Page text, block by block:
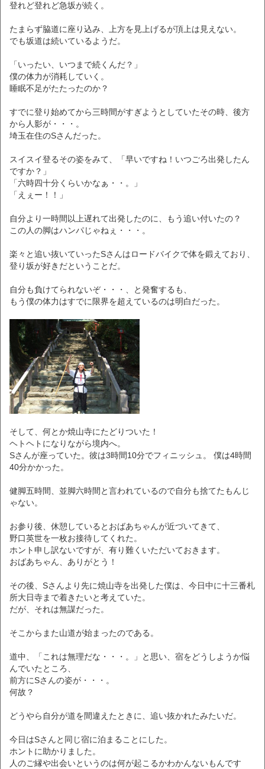
登れど登れど急坂が続く。
たまらず脇道に座り込み、上方を見上げるが頂上は見えない。
でも坂道は続いているようだ。
「いったい、いつまで続くんだ？」
僕の体力が消耗していく。
睡眠不足がたたったのか？
すでに登り始めてから三時間がすぎようとしていたその時、後方
から人影が・・・。
埼玉在住のSさんだった。
スイスイ登るその姿をみて、「早いですね！いつごろ出発したん
ですか？」
「六時四十分くらいかなぁ・・。」
「えぇー！！」
自分より一時間以上遅れて出発したのに、もう追い付いたの？
この人の脚はハンパじゃねぇ・・・。
楽々と追い抜いていったSさんはロードバイクで体を鍛えており、
登り坂が好きだということだ。
自分も負けてられないぞ・・・、と発奮するも、
もう僕の体力はすでに限界を超えているのは明白だった。
そして、何とか焼山寺にたどりついた！
ヘトヘトになりながら境内へ。
Sさんが座っていた。彼は3時間10分でフィニッシュ。 僕は4時間
40分かかった。
健脚五時間、並脚六時間と言われているので自分も捨てたもんじ
ゃない。
お参り後、休憩しているとおばあちゃんが近づいてきて、
野口英世を一枚お接待してくれた。
ホント申し訳ないですが、有り難くいただいておきます。
おばあちゃん、ありがとう！
その後、Sさんより先に焼山寺を出発した僕は、今日中に十三番札
所大日寺まで着きたいと考えていた。
だが、それは無謀だった。
そこからまた山道が始まったのである。
道中、「これは無理だな・・・。」と思い、宿をどうしようか悩
んでいたところ、
前方にSさんの姿が・・・。
何故？
どうやら自分が道を間違えたときに、追い抜かれたみたいだ。
今日はSさんと同じ宿に泊まることにした。
ホントに助かりました。
人のご縁や出会いというのは何が起こるかわかんないもんです